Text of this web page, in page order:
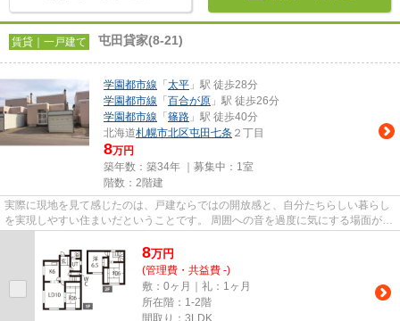
賃貸｜一戸建て 屯田貸家(8-21)
学園都市線 「 太平 」駅 徒歩28分
学園都市線 「 百合が原 」駅 徒歩26分
学園都市線 「 篠路 」駅 徒歩40分
北海道札幌市北区屯田七条 ２丁目
8万円
築年数：築34年 ｜募集中： 1室
階数：2階建
実際に現地を見て感じたのは、戸建ならではの開放感と、自分たちらしい暮らし
を実現しやすい住まいだということです。 周囲への音を過度に気にする場面が少
8万円
(管理費・共益費 -)
敷：0ヶ月｜礼：1ヶ月
所在階：1-2階